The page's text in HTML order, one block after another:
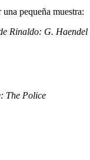
pequeña muestra:
Rinaldo: G. Haendel
The Police